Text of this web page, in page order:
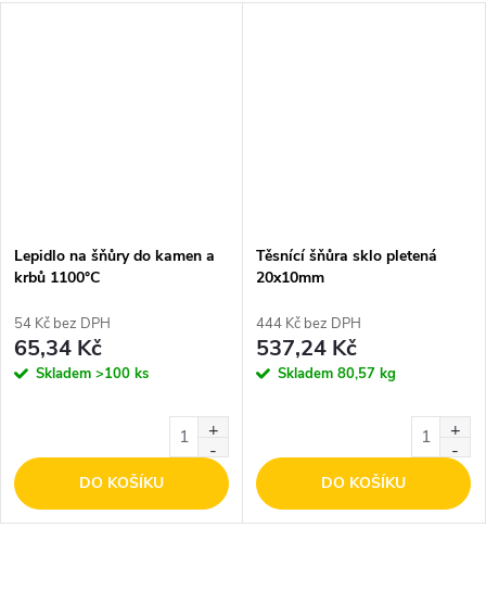
Lepidlo na šňůry do kamen a
krbů 1100°C
54 Kč bez DPH
65,34 Kč
Skladem >100 ks
DO KOŠÍKU
Těsnící šňůra sklo pletená
20x10mm
444 Kč bez DPH
537,24 Kč
Skladem 80,57 kg
DO KOŠÍKU